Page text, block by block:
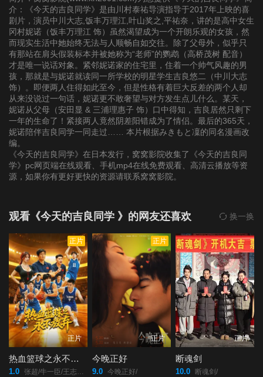
介：《今天的吉良同学》是由川村泰祐导演指导于2017年上映的喜
剧片，演员中川大志,饭丰万理江,叶山奖之,平祐奈，讲的是高中女生
冈村妮诺（饭丰万理江 饰）虽然渴望成为一个开朗乐观的女孩，然
而现实生活中她始终无法与人顺畅自如交往。除了父母外，似乎只
有那站在肩头假装标本并被她称为“老师”的鹦鹉（高桥茂树 配音）
才是唯一说话对象。紧邻妮诺家的住宅里，住着一个帅气风趣的男
孩，那就是与妮诺就读同一所学校的明星学生吉良悠二（中川大志
饰）。即便两人住得如此至今，但是性格有着巨大反差的两个人却
从来没说过一句话，妮诺更不敢奢望与对方发生点儿什么。某天，
妮诺从父母（安田显 & 三浦理惠子 饰）口中得知，吉良居然只剩下
一年的生命了！紧接两人竟然阴差阳错成为了情侣。最后的365天，
妮诺陪伴吉良同学一同走过…… 本片根据みきもと凜的同名漫画改
编。
《今天的吉良同学》在日本发行，窝窝影院收集了《今天的吉良同
学》pc网页端在线观看、手机mp4在线免费观看、高清云播放等资
源，如果你有更好更快的资源请联系窝窝影院。
观看《今天的吉良同学 》的网友还喜欢 换一换
正片
正片
热血篮球之永不放弃
1.0 张超/牛一臣/王志强/王云鹏/吴长青/
正片
正片
今晚正好
9.0 今晚正好/
正片
断魂剑
10.0 断魂剑/